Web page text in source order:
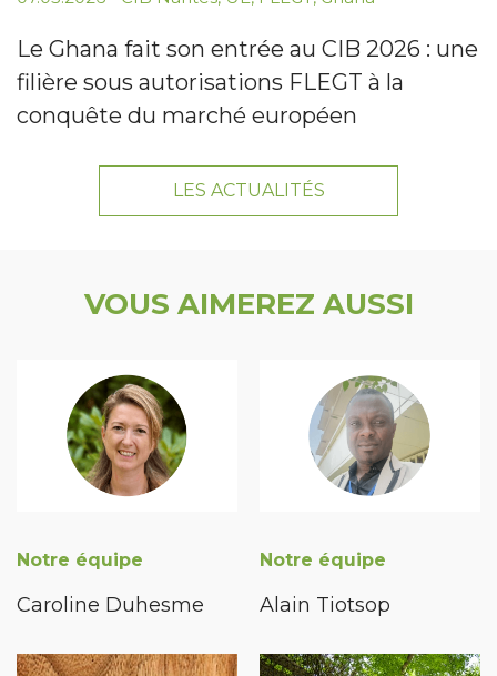
Le Ghana fait son entrée au CIB 2026 : une
filière sous autorisations FLEGT à la
conquête du marché européen
LES ACTUALITÉS
VOUS AIMEREZ AUSSI
Notre équipe
Caroline Duhesme
Notre équipe
Alain Tiotsop